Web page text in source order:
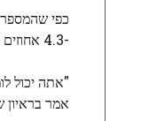
כפי
-4.3 אחוזים מיד לפני הבחירות לנשיאות בנובמבר 2024, והניעו עד 4.7 אחוזים מאז הניצחון של טראמפ.
"אתה יכול
אמר